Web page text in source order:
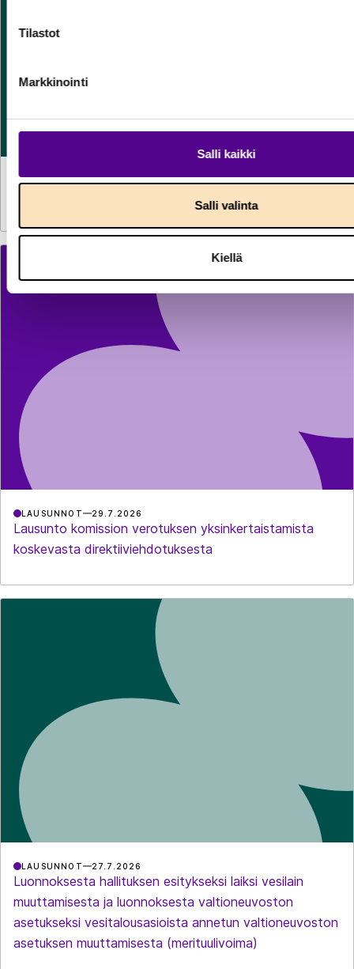
Tilastot
Markkinointi
Salli kaikki
Salli valinta
Kiellä
TILASTOT 30.7.2026
LAUSUNNOT 29.7.2026
Lausunto komission verotuksen yksinkertaistamista
koskevasta direktiiviehdotuksesta
LAUSUNNOT 27.7.2026
Luonnoksesta hallituksen esitykseksi laiksi vesilain
muuttamisesta ja luonnoksesta valtioneuvoston
asetukseksi vesitalousasioista annetun valtioneuvoston
asetuksen muuttamisesta (merituulivoima)